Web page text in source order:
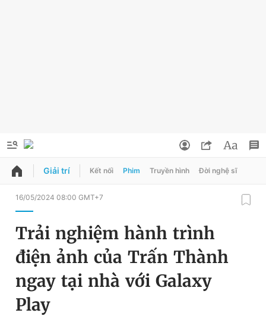
QUẢNG CÁO
Chuyên mục
Chuyên mục khác
Chào ngày mới
Đổi mật khẩu
Tin đã lưu
Tin đã xem
Giải trí Kết nối Phim Truyền hình Đời nghệ sĩ
16/05/2024 08:00 GMT+7
Trải nghiệm hành trình
điện ảnh của Trấn Thành
ngay tại nhà với Galaxy
Play